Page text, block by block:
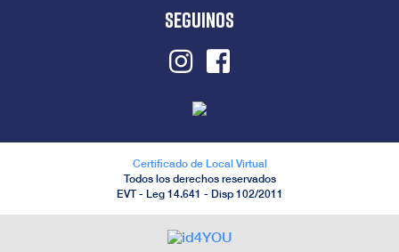
seguinos
InstagramFacebook
Certificado de Local Virtual
Todos los derechos reservados
EVT - Leg 14.641 - Disp 102/2011